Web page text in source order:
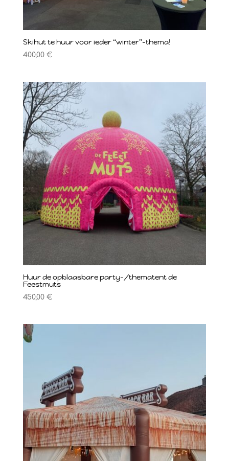
Skihut te huur voor ieder “winter”-thema!
400,00 €
Huur de opblaasbare party-/thematent de
Feestmuts
450,00 €